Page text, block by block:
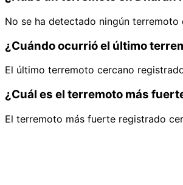
No se ha detectado ningún
¿Cuándo ocurrió el último
El último terremoto cercano
¿Cuál es el terremoto más
El terremoto más fuerte registrado